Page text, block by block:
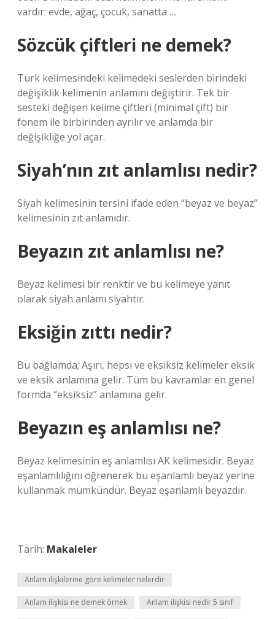
vardır: evde, ağaç, çocuk, sanatta …
Sözcük çiftleri ne demek?
Türk kelimesindeki kelimedeki seslerden birindeki
değişiklik kelimenin anlamını değiştirir. Tek bir
sesteki değişen kelime çiftleri (minimal çift) bir
fonem ile birbirinden ayrılır ve anlamda bir
değişikliğe yol açar.
Siyah’nın zıt anlamlısı nedir?
Siyah kelimesinin tersini ifade eden “beyaz ve beyaz”
kelimesinin zıt anlamıdır.
Beyazın zıt anlamlısı ne?
Beyaz kelimesi bir renktir ve bu kelimeye yanıt
olarak siyah anlamı siyahtır.
Eksiğin zıttı nedir?
Bu bağlamda; Aşırı, hepsi ve eksiksiz kelimeler eksik
ve eksik anlamına gelir. Tüm bu kavramlar en genel
formda “eksiksiz” anlamına gelir.
Beyazın eş anlamlısı ne?
Beyaz kelimesinin eş anlamlısı AK kelimesidir. Beyaz
eşanlamlılığını öğrenerek bu eşanlamlı beyaz yerine
kullanmak mümkündür. Beyaz eşanlamlı beyazdır.
Tarih: Makaleler
Anlam ilişkilerine göre kelimeler nelerdir
Anlam ilişkisi ne demek örnek Anlam ilişkisi nedir 5 sınıf